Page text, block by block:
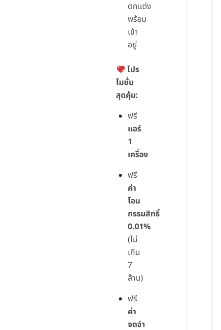
ตกแต่ง
พร้อม
เข้า
อยู่
โปร
โมชั่น
สุดคุ้ม:
ฟรี
แอร์
1
เครื่อง
ฟรี
ค่า
โอน
กรรมสิทธิ์
0.01%
(ไม่
เกิน
7
ล้าน)
ฟรี
ค่า
จดจำ